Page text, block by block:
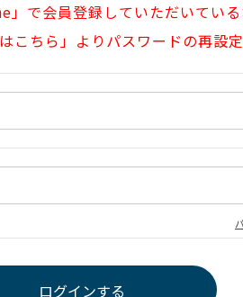
」で会員登録していただいてい
こちら」よりパスワードの再設定